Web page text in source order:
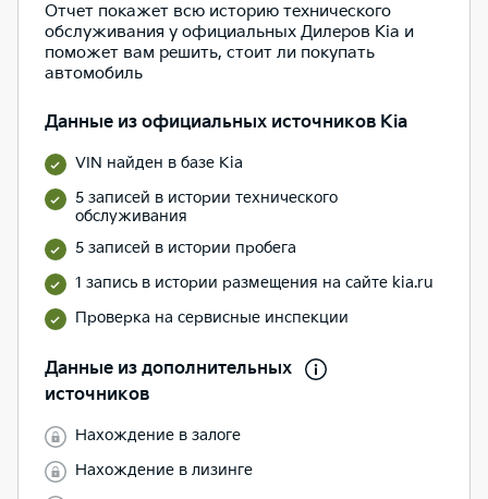
Отчет покажет всю историю технического
обслуживания у официальных Дилеров Kia и
поможет вам решить, стоит ли покупать
автомобиль
Данные из официальных источников Kia
VIN найден в базе Kia
5 записей в истории технического
обслуживания
5 записей в истории пробега
1 запись в истории размещения на сайте kia.ru
Проверка на сервисные инспекции
Данные из дополнительных
источников
Нахождение в залоге
Нахождение в лизинге